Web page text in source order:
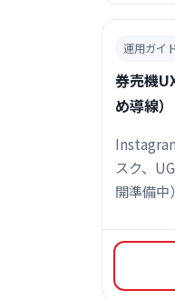
運用ガイ
券売機
め導線）
スク、
開準備中